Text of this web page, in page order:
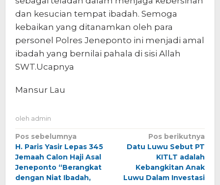
dan kesucian tempat ibadah. Semoga
kebaikan yang ditanamkan oleh para
personel Polres Jeneponto ini menjadi amal
ibadah yang bernilai pahala di sisi Allah
SWT.Ucapnya
Mansur Lau
oleh admin
Navigasi
pos
Pos sebelumnya
H. Paris Yasir Lepas 345
Jemaah Calon Haji Asal
Jeneponto “Berangkat
dengan Niat Ibadah,
Pos berikutnya
Datu Luwu Sebut PT
KITLT adalah
Kebangkitan Anak
Luwu Dalam Investasi